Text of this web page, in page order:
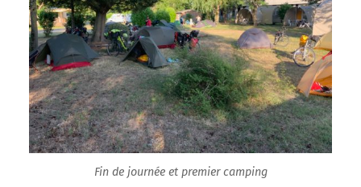
Fin de journée et premier camping